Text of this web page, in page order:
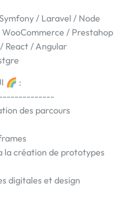
/ Laravel / Node
/ Prestahop
React / Angular
🌈 :
des parcours
la création de prototypes
digitales et design